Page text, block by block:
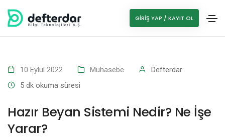
GIRIŞ YAP / KAYIT OL
10 Eylül 2022 Muhasebe
Defterdar
5 dk okuma süresi
Hazır Beyan Sistemi Nedir? Ne İşe
Yarar?